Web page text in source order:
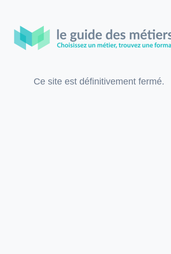
Ce site est définitivement fermé.